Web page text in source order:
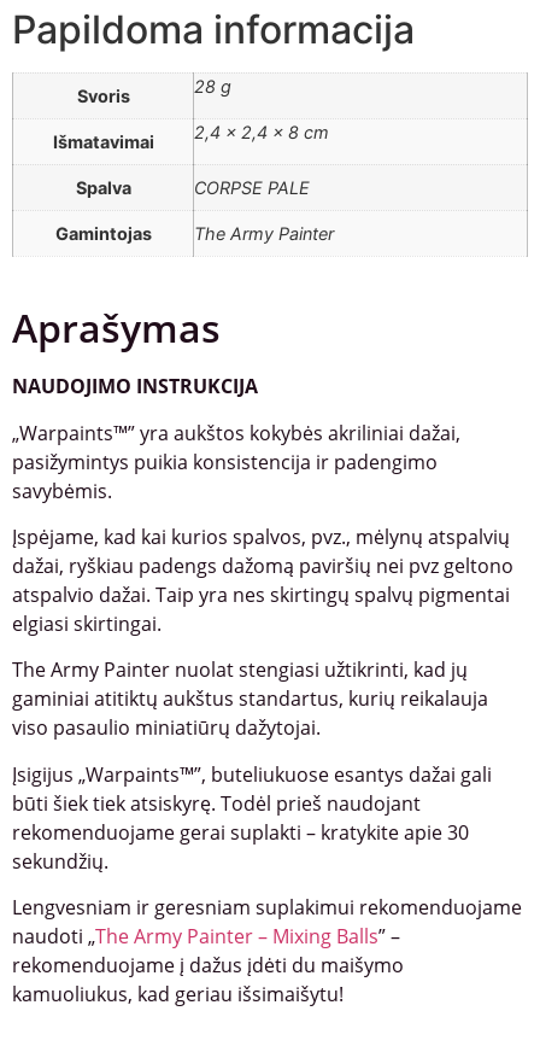
Papildoma informacija
Svoris 28 g
Išmatavimai 2,4 × 2,4 × 8 cm
Spalva CORPSE PALE
Gamintojas The Army Painter
Aprašymas
NAUDOJIMO INSTRUKCIJA
„Warpaints™” yra aukštos kokybės akriliniai dažai,
pasižymintys puikia konsistencija ir padengimo
savybėmis.
Įspėjame, kad kai kurios spalvos, pvz., mėlynų atspalvių
dažai, ryškiau padengs dažomą paviršių nei pvz geltono
atspalvio dažai. Taip yra nes skirtingų spalvų pigmentai
elgiasi skirtingai.
The Army Painter nuolat stengiasi užtikrinti, kad jų
gaminiai atitiktų aukštus standartus, kurių reikalauja
viso pasaulio miniatiūrų dažytojai.
Įsigijus „Warpaints™”, buteliukuose esantys dažai gali
būti šiek tiek atsiskyrę. Todėl prieš naudojant
rekomenduojame gerai suplakti – kratykite apie 30
sekundžių.
Lengvesniam ir geresniam suplakimui rekomenduojame
naudoti „The Army Painter – Mixing Balls” –
rekomenduojame į dažus įdėti du maišymo
kamuoliukus, kad geriau išsimaišytu!